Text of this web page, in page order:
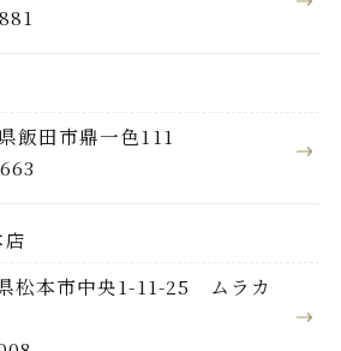
飯田市鼎一色111
松本市中央1-11-25 ムラカ